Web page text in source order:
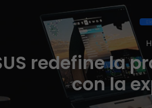
de las
que el